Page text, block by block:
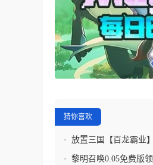
猜你喜欢
• 放置三国【百龙霸业
录领元宝
• 黎明召唤0.05免费版